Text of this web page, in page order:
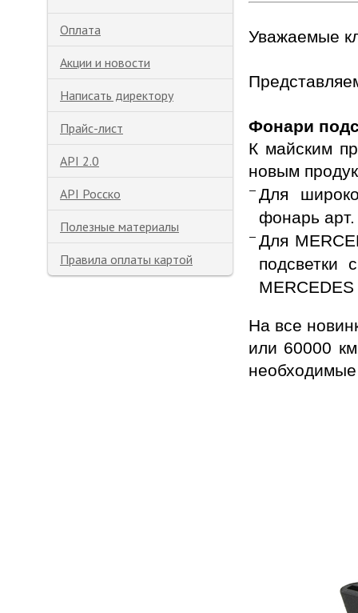
Оплата
Акции и новости
Написать директору
Прайс-лист
API 2.0
API Росско
Полезные материалы
Правила оплаты картой
Уважаемые
Фонари
К майским
новым
Для
фонарь
Для
подсветки
На все
или 60000